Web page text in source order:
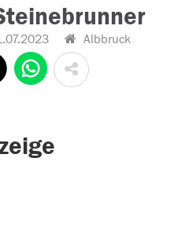
Albbruck